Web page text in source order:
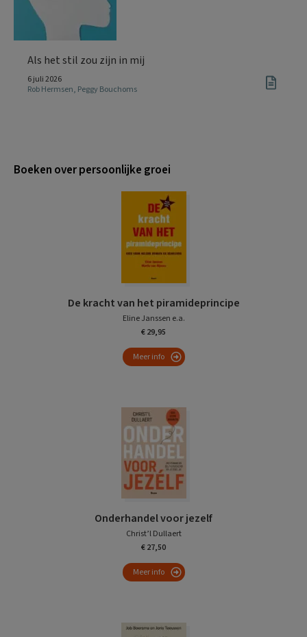
Als het stil zou zijn in mij
6 juli 2026
Rob Hermsen, Peggy Bouchoms
Boeken over persoonlijke groei
De kracht van het piramideprincipe
Eline Janssen e.a.
€ 29,95
Meer info
Onderhandel voor jezelf
Christ’l Dullaert
€ 27,50
Meer info